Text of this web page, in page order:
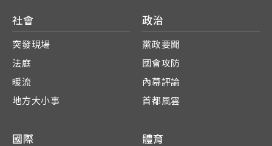
社會
突發現場
法庭
暖流
地方大小事
政治
黨政要聞
國會攻防
內幕評論
首都風雲
國際 體育